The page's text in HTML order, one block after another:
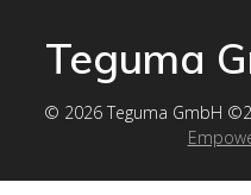
Teguma
© 2026 Teguma GmbH